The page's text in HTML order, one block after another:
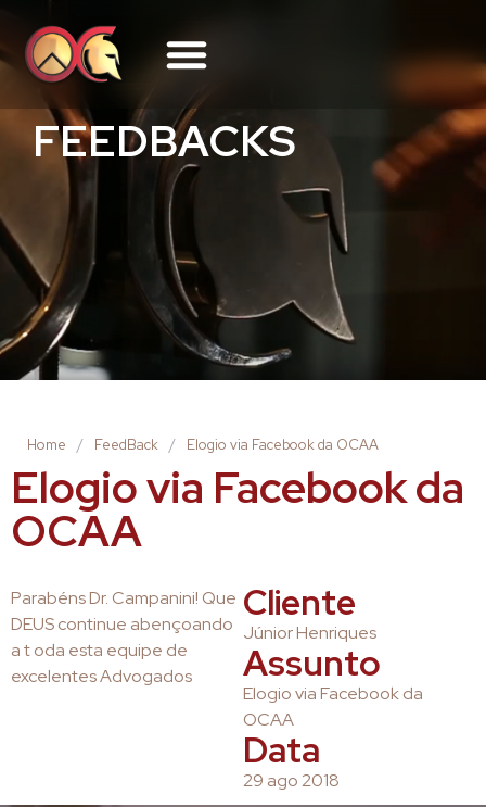
FEEDBACKS
Home / FeedBack / Elogio via Facebook da OCAA
Elogio via Facebook da
OCAA
Parabéns Dr. Campanini! Que
DEUS continue abençoando
a t oda esta equipe de
excelentes Advogados
Cliente
Júnior Henriques
Assunto
Elogio via Facebook da
OCAA
Data
29 ago 2018